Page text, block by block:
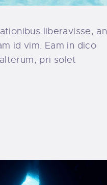
liberavisse, an
id vim. Eam in dico
pri solet